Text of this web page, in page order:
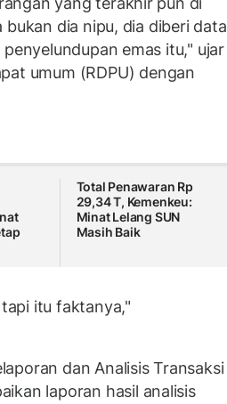
dia nipu, dia diberi data
emas itu," ujar
umum (RDPU) dengan
Total Penawaran Rp
29,34 T, Kemenkeu:
Minat Lelang SUN
Masih Baik
itu faktanya,"
dan Analisis Transaksi
laporan hasil analisis